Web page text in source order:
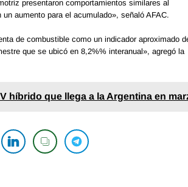
presentaron comportamientos similares al
aumento para el acumulado», señaló AFAC.
de combustible como un indicador aproximado
que se ubicó en 8,2%% interanual», agregó la
híbrido que llega a la Argentina en